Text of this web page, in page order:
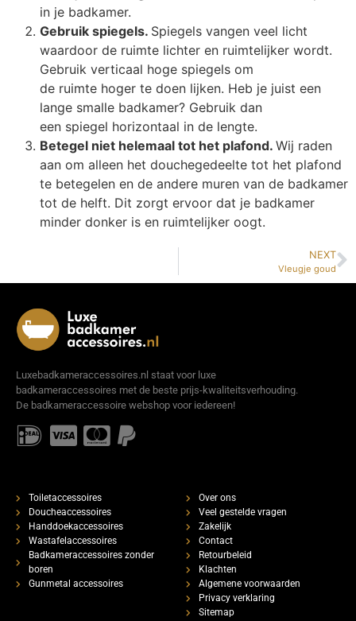
in je badkamer.
Gebruik spiegels. Spiegels vangen veel licht
waardoor de ruimte lichter en ruimtelijker wordt.
Gebruik verticaal hoge spiegels om
de ruimte hoger te doen lijken. Heb je juist een
lange smalle badkamer? Gebruik dan
een spiegel horizontaal in de lengte.
Betegel niet helemaal tot het plafond. Wij raden
aan om alleen het douchegedeelte tot het plafond
te betegelen en de andere muren van de badkamer
tot de helft. Dit zorgt ervoor dat je badkamer
minder donker is en ruimtelijker oogt.
NEXT
Vleugje goud
Luxebadkameraccessoires.nl staat voor luxe
badkameraccessoires met de beste prijs-kwaliteitsverhouding.
De badkameraccessoire webshop voor iedereen!
Toiletaccessoires
Doucheaccessoires
Handdoekaccessoires
Wastafelaccessoires
Badkameraccessoires zonder
boren
Gunmetal accessoires
Over ons
Veel gestelde vragen
Zakelijk
Contact
Retourbeleid
Klachten
Algemene voorwaarden
Privacy verklaring
Sitemap